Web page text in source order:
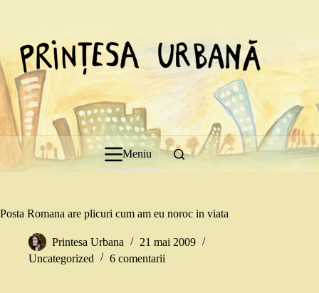
Meniu
Posta Romana are plicuri cum am eu noroc in viata
Printesa Urbana
21 mai 2009
Uncategorized
6 comentarii